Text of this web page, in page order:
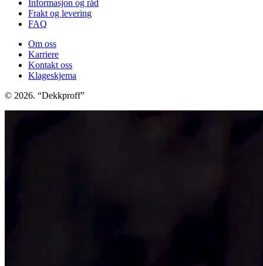
Informasjon og råd
Frakt og levering
FAQ
Om oss
Karriere
Kontakt oss
Klageskjema
© 2026. “Dekkproff”